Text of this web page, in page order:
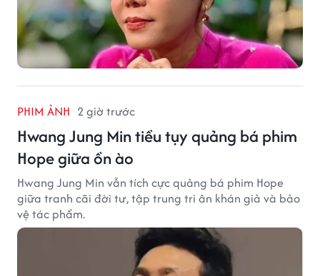
PHIM ẢNH 2 giờ trước
Hwang Jung Min tiều tụy quảng bá phim
Hope giữa ồn ào
Hwang Jung Min vẫn tích cực quảng bá phim Hope
giữa tranh cãi đời tư, tập trung tri ân khán giả và bảo
vệ tác phẩm.